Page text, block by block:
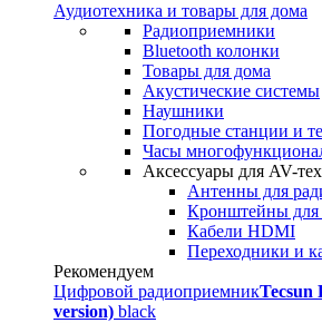
Аудиотехника и товары для дома
Радиоприемники
Bluetooth колонки
Товары для дома
Акустические системы
Наушники
Погодные станции и
Часы
Аксессуары для AV-
Антенны для
Кронштейны
Кабели HDMI
Переходники и
Рекомендуем
Цифровой радиоприемникTecsun
version) black